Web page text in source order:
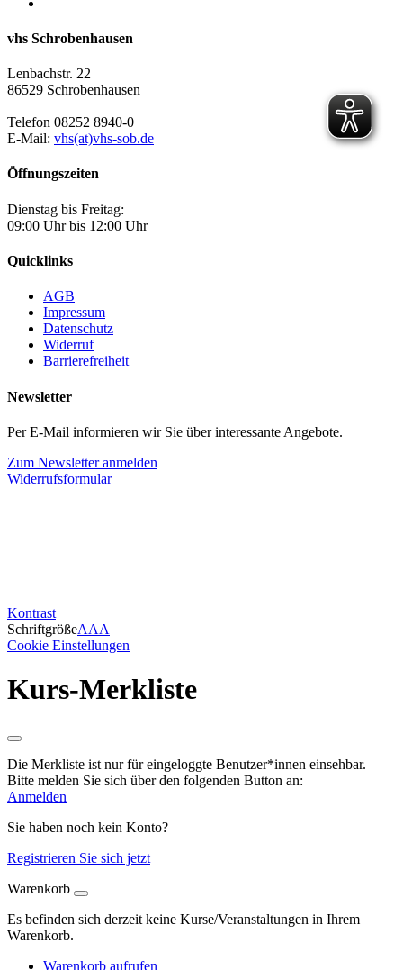
vhs Schrobenhausen
Lenbachstr. 22
86529 Schrobenhausen
Telefon 08252 8940-0
E-Mail: vhs(at)vhs-sob.de
Öffnungszeiten
Dienstag bis Freitag:
09:00 Uhr bis 12:00 Uhr
Quicklinks
AGB
Impressum
Datenschutz
Widerruf
Barrierefreiheit
Newsletter
Per E-Mail informieren wir Sie über interessante Angebote.
Zum Newsletter anmelden
Widerrufsformular
Kontrast
SchriftgrößeAAA
Cookie Einstellungen
Kurs-Merkliste
Die Merkliste ist nur für eingeloggte Benutzer*innen einsehbar.
Bitte melden Sie sich über den folgenden Button an:
Anmelden
Sie haben noch kein Konto?
Registrieren Sie sich jetzt
Warenkorb
Es befinden sich derzeit keine Kurse/Veranstaltungen in Ihrem
Warenkorb.
Warenkorb aufrufen